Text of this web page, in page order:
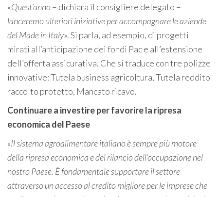
«Quest’anno– dichiara il consigliere delegato –
lanceremo ulteriori iniziative per accompagnare le aziende
del Made in Italy». Si parla, ad esempio, di progetti
mirati all’anticipazione dei fondi Pac e all’estensione
dell’offerta assicurativa. Che si traduce con tre polizze
innovative: Tutela business agricoltura, Tutela reddito
raccolto protetto, Mancato ricavo.
Continuare a investire per favorire la ripresa
economica del Paese
«Il sistema agroalimentare italiano è sempre più motore
della ripresa economica e del rilancio dell’occupazione nel
nostro Paese. È fondamentale supportare il settore
attraverso un accesso al credito migliore per le imprese che